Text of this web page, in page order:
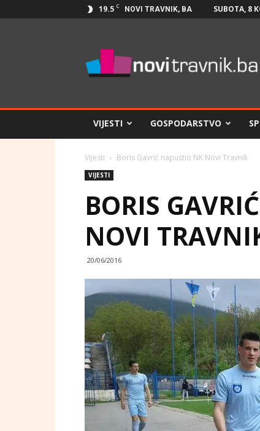
19.5 C NOVI TRAVNIK, BA SUBOTA, 8
Travnik.ba
VIJESTI GOSPODARSTVO
Vijesti Boris Gavrić napustio NK Novi Travnik
VIJESTI
BORIS
NOVI
20/06/2016